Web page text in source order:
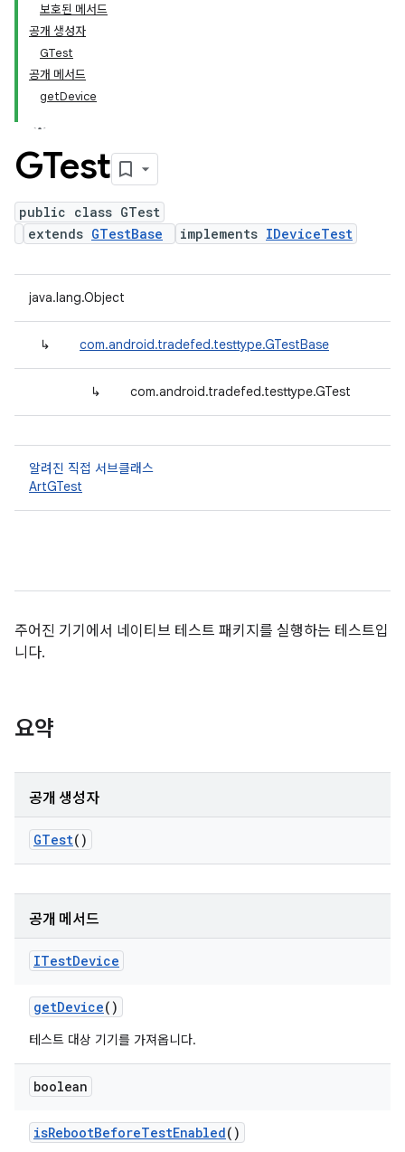
보호된 메서드
공개 생성자
GTest
공개 메서드
getDevice
GTest
public class GTest
extends GTestBase implements IDeviceTest
java.lang.Object
↳ com.android.tradefed.testtype.GTestBase
↳ com.android.tradefed.testtype.GTest
알려진 직접 서브클래스
ArtGTest
주어진 기기에서 네이티브 테스트 패키지를 실행하는 테스트입
니다.
요약
공개 생성자
GTest()
공개 메서드
ITestDevice
getDevice()
테스트 대상 기기를 가져옵니다.
boolean
isRebootBeforeTestEnabled()